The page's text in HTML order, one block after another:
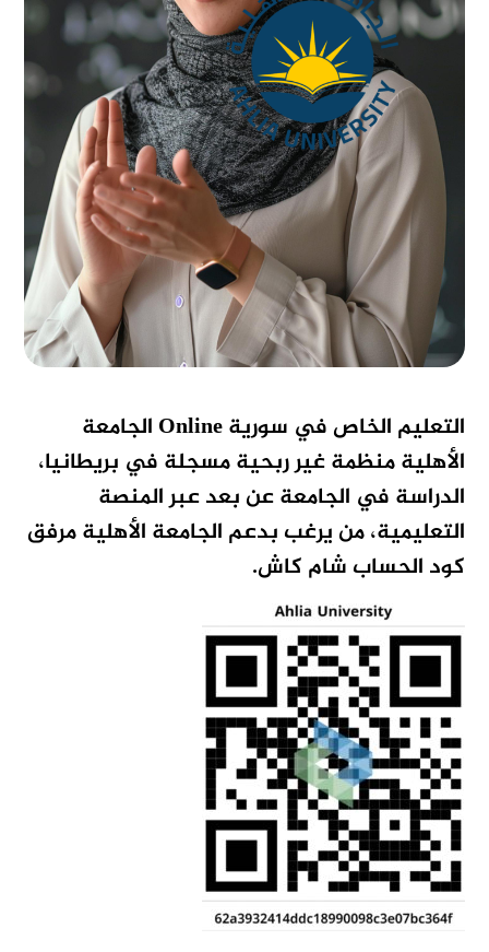
التعليم الخاص في سورية
الجامعة
الأهلية منظمة غير ربحية مسجلة في بريطانيا،
الدراسة في الجامعة عن بعد عبر المنصة
التعليمية،من يرغب بدعم الجامعة الأهلية مرفق
كود الحساب شام كاش.